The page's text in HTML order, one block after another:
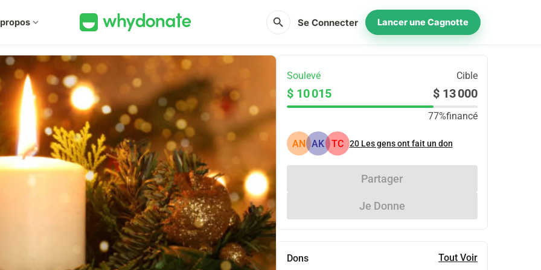
expand_more search Se Connecter Lancer une Cagnotte
Soulevé Cible
$ 10 015 $ 13 000
77%financé
AN AK TC 20 Les gens ont fait un don
Partager
Je Donne
Dons Tout Voir